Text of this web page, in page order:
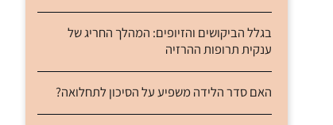
בגלל הביקושים והזיופים: המהלך החריג של
ענקית תרופות ההרזיה
האם סדר הלידה משפיע על הסיכון לתחלואה?